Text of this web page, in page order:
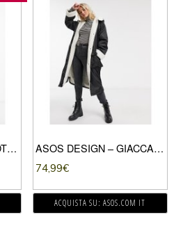
JDY – CAPPOTTO IMBOTTITO TRAPUNTATO CUOIO ASOS DESIGN – GIACCA ANTIPIOGGIA LUNGA CON FODERA IN PILE BORG NERA-NERO
74,99€
ACQUISTA SU: ASOS.COM IT